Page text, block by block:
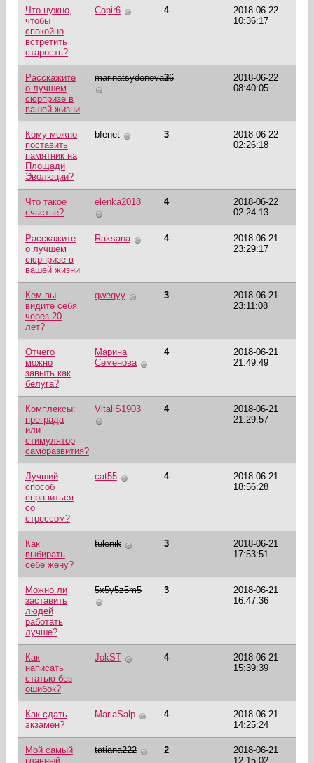
Что нужно,
чтобы
спокойно
встретить
старость?
Copir6 4
2018-06-22
10:36:17
Расскажите
о лучшем
сюрпризе в
вашей жизни
marinatsydenova26
3
2018-06-22
08:40:05
Кому можно
поставить
памятник на
Площади
Эволюции?
bfenet 3
2018-06-22
02:26:18
Что такое
счастье?
elenka2018 4
2018-06-22
02:24:13
Расскажите
о лучшем
сюрпризе в
вашей жизни
Raksana 4
2018-06-21
23:29:17
Кем вы
видите себя
через 20
лет?
qweqyy 3
2018-06-21
23:11:08
Отчего
можно
завыть как
белуга?
Марина
Семенова
4
2018-06-21
21:49:49
Комплексы:
преграда
или
стимулятор
саморазвития?
VitaliS1903 4
2018-06-21
21:29:57
Лучший
способ
справиться
со
стрессом?
cat55 4
2018-06-21
18:56:28
Как
выбирать
себе жену?
tulenik 3
2018-06-21
17:53:51
Можно ли
заставить
людей
работать
лучше?
5x5y5z5m5 3
2018-06-21
16:47:36
Как
написать
статью без
ошибок?
JokST 4
2018-06-21
15:39:39
Как сдать
экзамен?
MariaSalp 4
2018-06-21
14:25:24
Мой самый
главный
tatiana222 2
2018-06-21
12:15:02